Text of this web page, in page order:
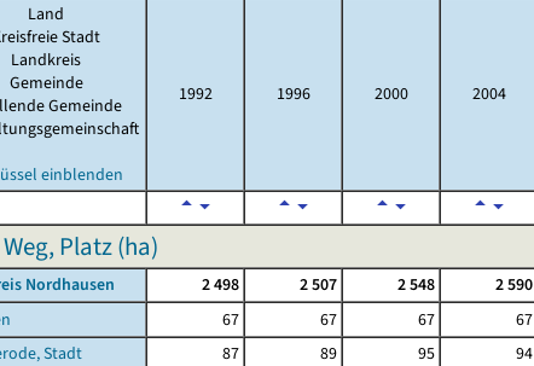
Land
Stadt
Landkreis
Gemeinde
Gemeinde
einblenden
1992 1996 2000 2004
Platz (ha)
Nordhausen 2 498 2 507 2 548 2 590
67 67 67 67
Stadt
87 89 95 94